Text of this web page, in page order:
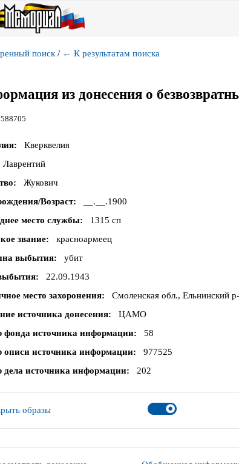
поиск / ← К результатам поиска
из донесения о
Кверквелия
Лаврентий
Жукович
Возраст
__.__.1900
место службы
1315 сп
звание
красноармеец
выбытия
убит
22.09.1943
место захоронения
Смоленская обл., Ельнинский
источника донесения
ЦАМО
фонда источника информации
58
описи источника информации
977525
дела источника информации
202
образы